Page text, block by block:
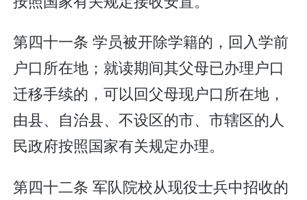
第四十一条 学员被开除学籍的，回入学前
户口所在地；就读期间其父母已办理户口
迁移手续的，可以回父母现户口所在地，
由县、自治县、不设区的市、市辖区的人
民政府按照国家有关规定办理。
第四十二条 军队院校从现役士兵中招收的